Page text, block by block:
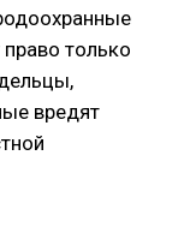
только
вредят